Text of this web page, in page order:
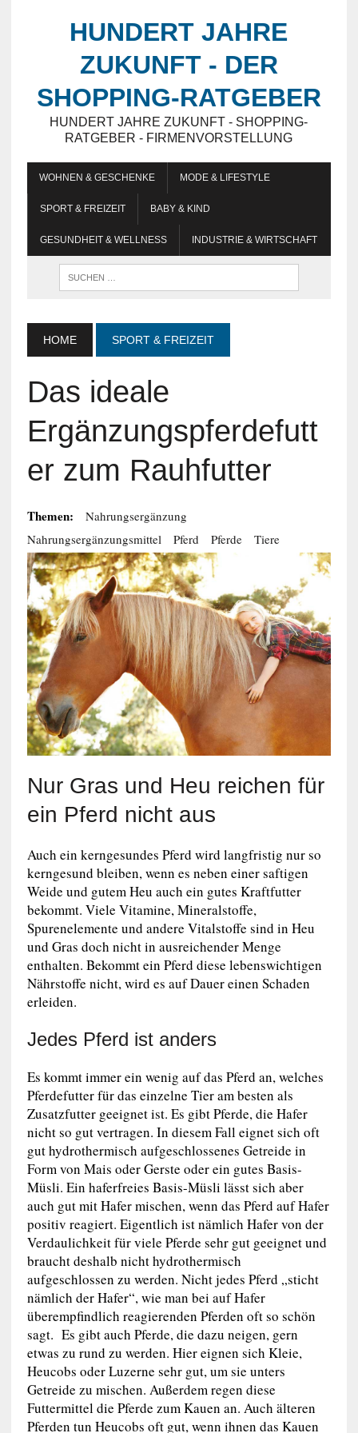
HUNDERT JAHRE
ZUKUNFT - DER
SHOPPING-RATGEBER
HUNDERT JAHRE ZUKUNFT - SHOPPING-
RATGEBER - FIRMENVORSTELLUNG
WOHNEN & GESCHENKE MODE & LIFESTYLE
SPORT & FREIZEIT BABY & KIND
GESUNDHEIT & WELLNESS INDUSTRIE & WIRTSCHAFT
HOME SPORT & FREIZEIT
Das ideale
Ergänzungspferdefutt
er zum Rauhfutter
Themen:
Nahrungsergänzung
Nahrungsergänzungsmittel
Pferd Pferde Tiere
Nur Gras und Heu reichen für
ein Pferd nicht aus
Auch ein kerngesundes Pferd wird langfristig nur so
kerngesund bleiben, wenn es neben einer saftigen
Weide und gutem Heu auch ein gutes Kraftfutter
bekommt. Viele Vitamine, Mineralstoffe,
Spurenelemente und andere Vitalstoffe sind in Heu
und Gras doch nicht in ausreichender Menge
enthalten. Bekommt ein Pferd diese lebenswichtigen
Nährstoffe nicht, wird es auf Dauer einen Schaden
erleiden.
Jedes Pferd ist anders
Es kommt immer ein wenig auf das Pferd an, welches
Pferdefutter für das einzelne Tier am besten als
Zusatzfutter geeignet ist. Es gibt Pferde, die Hafer
nicht so gut vertragen. In diesem Fall eignet sich oft
gut hydrothermisch aufgeschlossenes Getreide in
Form von Mais oder Gerste oder ein gutes Basis-
Müsli. Ein haferfreies Basis-Müsli lässt sich aber
auch gut mit Hafer mischen, wenn das Pferd auf Hafer
positiv reagiert. Eigentlich ist nämlich Hafer von der
Verdaulichkeit für viele Pferde sehr gut geeignet und
braucht deshalb nicht hydrothermisch
aufgeschlossen zu werden. Nicht jedes Pferd „sticht
nämlich der Hafer“, wie man bei auf Hafer
überempfindlich reagierenden Pferden oft so schön
sagt. Es gibt auch Pferde, die dazu neigen, gern
etwas zu rund zu werden. Hier eignen sich Kleie,
Heucobs oder Luzerne sehr gut, um sie unters
Getreide zu mischen. Außerdem regen diese
Futtermittel die Pferde zum Kauen an. Auch älteren
Pferden tun Heucobs oft gut, wenn ihnen das Kauen